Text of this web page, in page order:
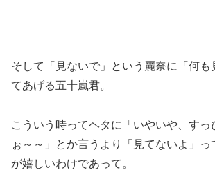
そして
「見ないで」という麗奈に「何
てあげる五十嵐君。
こういう時ってヘタに「いやいや、すっ
ぉ～～」とか言うより「見てないよ」
が嬉しいわけであって。